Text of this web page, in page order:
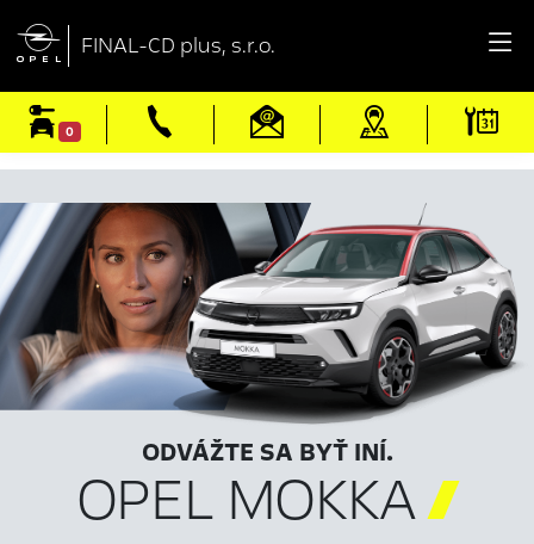
 FINAL-CD plus, s.r.o.
0
ODVÁŽTE SA BYŤ INÍ.
OPEL MOKKA